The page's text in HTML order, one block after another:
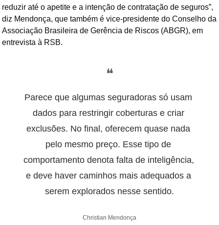
reduzir até o apetite e a intenção de contratação de seguros”,
diz Mendonça, que também é vice-presidente do Conselho da
Associação Brasileira de Gerência de Riscos (ABGR), em
entrevista à RSB.
❝
Parece que algumas seguradoras só usam
dados para restringir coberturas e criar
exclusões. No final, oferecem quase nada
pelo mesmo preço. Esse tipo de
comportamento denota falta de inteligência,
e deve haver caminhos mais adequados a
serem explorados nesse sentido.
Christian Mendonça